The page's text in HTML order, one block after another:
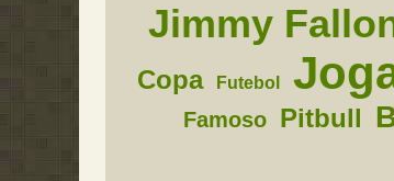
Jimmy
Copa Futebol
Famoso Pitbull